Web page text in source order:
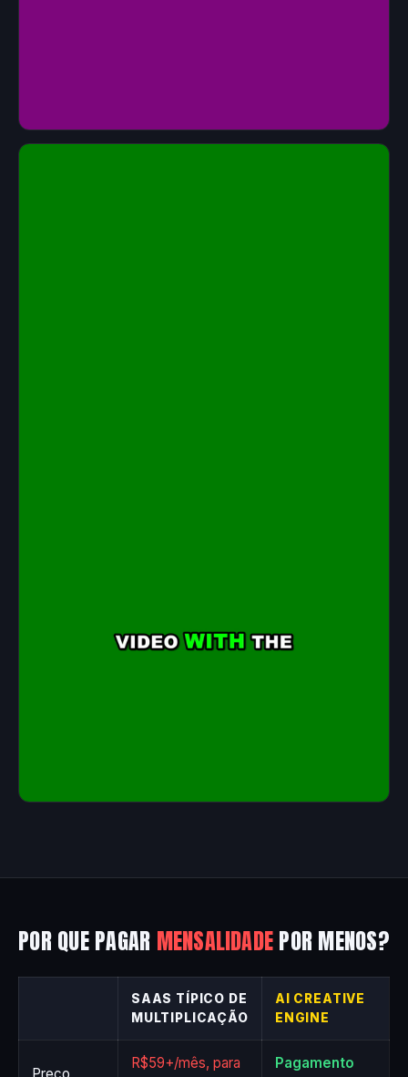
POR QUE PAGAR MENSALIDADEPOR MENOS?
SAAS TÍPICO DE
MULTIPLICAÇÃO
AI CREATIVE
ENGINE
R$59+/mês, para
Pagamento